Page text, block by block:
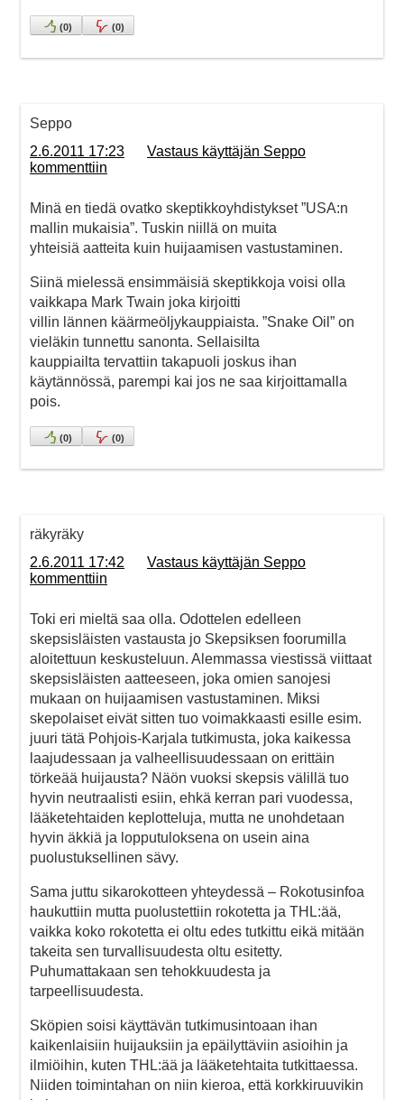
(0) (0)
Seppo
2.6.2011 17:23
Vastaus käyttäjän Seppo
kommenttiin
Minä en tiedä ovatko skeptikkoyhdistykset ”USA:n
mallin mukaisia”. Tuskin niillä on muita
yhteisiä aatteita kuin huijaamisen vastustaminen.
Siinä mielessä ensimmäisiä skeptikkoja voisi olla
vaikkapa Mark Twain joka kirjoitti
villin lännen käärmeöljykauppiaista. ”Snake Oil” on
vieläkin tunnettu sanonta. Sellaisilta
kauppiailta tervattiin takapuoli joskus ihan
käytännössä, parempi kai jos ne saa kirjoittamalla
pois.
(0) (0)
räkyräky
2.6.2011 17:42
Vastaus käyttäjän Seppo
kommenttiin
Toki eri mieltä saa olla. Odottelen edelleen
skepsisläisten vastausta jo Skepsiksen foorumilla
aloitettuun keskusteluun. Alemmassa viestissä viittaat
skepsisläisten aatteeseen, joka omien sanojesi
mukaan on huijaamisen vastustaminen. Miksi
skepolaiset eivät sitten tuo voimakkaasti esille esim.
juuri tätä Pohjois-Karjala tutkimusta, joka kaikessa
laajudessaan ja valheellisuudessaan on erittäin
törkeää huijausta? Näön vuoksi skepsis välillä tuo
hyvin neutraalisti esiin, ehkä kerran pari vuodessa,
lääketehtaiden keplotteluja, mutta ne unohdetaan
hyvin äkkiä ja lopputuloksena on usein aina
puolustuksellinen sävy.
Sama juttu sikarokotteen yhteydessä – Rokotusinfoa
haukuttiin mutta puolustettiin rokotetta ja THL:ää,
vaikka koko rokotetta ei oltu edes tutkittu eikä mitään
takeita sen turvallisuudesta oltu esitetty.
Puhumattakaan sen tehokkuudesta ja
tarpeellisuudesta.
Sköpien soisi käyttävän tutkimusintoaan ihan
kaikenlaisiin huijauksiin ja epäilyttäviin asioihin ja
ilmiöihin, kuten THL:ää ja lääketehtaita tutkittaessa.
Niiden toimintahan on niin kieroa, että korkkiruuvikin